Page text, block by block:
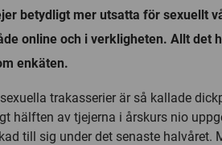
betydligt mer utsatta för sexuellt
online och i verkligheten. Allt det
enkäten.
trakasserier är så kallade
hälften av tjejerna i årskurs nio
till sig under det senaste halvåret.